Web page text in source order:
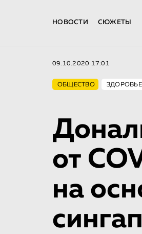
НОВОСТИ СЮЖЕТЫ
09.10.2020 17:01
ОБЩЕСТВО ЗДОРОВЬЕ
от
на